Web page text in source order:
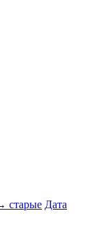
старые Дата